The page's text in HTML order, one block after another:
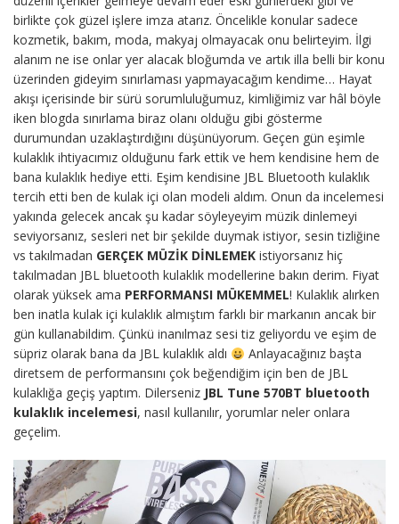
birlikte çok güzel işlere imza atarız. Öncelikle konular sadece
kozmetik, bakım, moda, makyaj olmayacak onu belirteyim. İlgi
alanım ne ise onlar yer alacak bloğumda ve artık illa belli bir konu
üzerinden gideyim sınırlaması yapmayacağım kendime… Hayat
akışı içerisinde bir sürü sorumluluğumuz, kimliğimiz var hâl böyle
iken blogda sınırlama biraz olanı olduğu gibi gösterme
durumundan uzaklaştırdığını düşünüyorum. Geçen gün eşimle
kulaklık ihtiyacımız olduğunu fark ettik ve hem kendisine hem de
bana kulaklık hediye etti. Eşim kendisine JBL Bluetooth kulaklık
tercih etti ben de kulak içi olan modeli aldım. Onun da incelemesi
yakında gelecek ancak şu kadar söyleyeyim müzik dinlemeyi
seviyorsanız, sesleri net bir şekilde duymak istiyor, sesin tizliğine
vs takılmadan GERÇEK MÜZİK DİNLEMEK istiyorsanız hiç
takılmadan JBL bluetooth kulaklık modellerine bakın derim. Fiyat
olarak yüksek ama PERFORMANSI MÜKEMMEL! Kulaklık alırken
ben inatla kulak içi kulaklık almıştım farklı bir markanın ancak bir
gün kullanabildim. Çünkü inanılmaz sesi tiz geliyordu ve eşim de
süpriz olarak bana da JBL kulaklık aldı
Anlayacağınız başta
diretsem de performansını çok beğendiğim için ben de JBL
kulaklığa geçiş yaptım. Dilerseniz JBL Tune 570BT bluetooth
kulaklık incelemesi, nasıl kullanılır, yorumlar neler onlara
geçelim.